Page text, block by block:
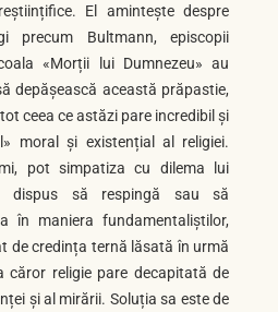
El amintește despre
precum Bultmann, episcopii
«Morții lui Dumnezeu» au
depășească această prăpastie,
ceea ce astăzi pare incredibil și
moral și existențial al religiei.
pot simpatiza cu dilema lui
dispus să respingă sau să
în maniera fundamentaliștilor,
de credința ternă lăsată în urmă
căror religie pare decapitată de
și al mirării. Soluția sa este de